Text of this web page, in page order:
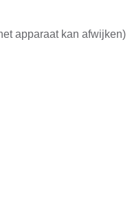
apparaat kan afwijken)